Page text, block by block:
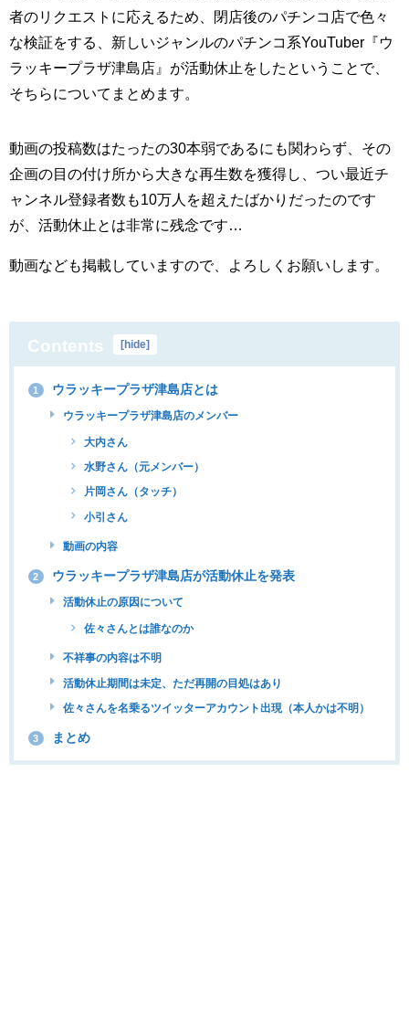
者のリクエストに応えるため、閉店後のパチンコ店で色々
な検証をする、新しいジャンルのパチンコ系YouTuber『ウ
ラッキープラザ津島店』が活動休止をしたということで、
そちらについてまとめます。
動画の投稿数はたったの30本弱であるにも関わらず、その
企画の目の付け所から大きな再生数を獲得し、つい最近チ
ャンネル登録者数も10万人を超えたばかりだったのです
が、活動休止とは非常に残念です…
動画なども掲載していますので、よろしくお願いします。
Contents [hide]
1 ウラッキープラザ津島店とは
ウラッキープラザ津島店のメンバー
大内さん
水野さん（元メンバー）
片岡さん（タッチ）
小引さん
動画の内容
2 ウラッキープラザ津島店が活動休止を発表
活動休止の原因について
佐々さんとは誰なのか
不祥事の内容は不明
活動休止期間は未定、ただ再開の目処はあり
佐々さんを名乗るツイッターアカウント出現（本人かは不明）
3 まとめ